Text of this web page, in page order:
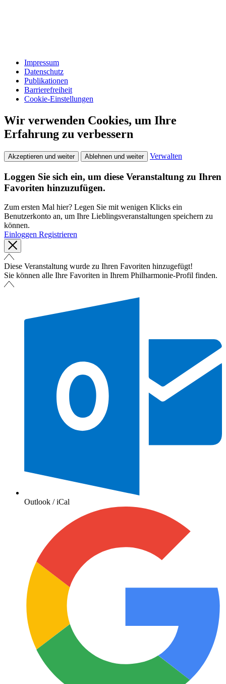
Impressum
Datenschutz
Publikationen
Barrierefreiheit
Cookie-Einstellungen
Wir verwenden Cookies, um Ihre
Erfahrung zu verbessern
Akzeptieren und weiter Ablehnen und weiter Verwalten
Loggen Sie sich ein, um diese Veranstaltung zu Ihren
Favoriten hinzuzufügen.
Zum ersten Mal hier? Legen Sie mit wenigen Klicks ein
Benutzerkonto an, um Ihre Lieblingsveranstaltungen speichern zu
können.
Einloggen Registrieren
Diese Veranstaltung wurde zu Ihren Favoriten hinzugefügt!
Sie können alle Ihre Favoriten in Ihrem Philharmonie-Profil finden.
Outlook / iCal